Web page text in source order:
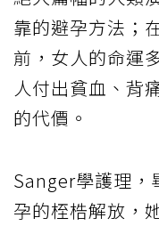
靠的避孕方法；
前，女人的命運
人付出貧血、背
的代價。
Sanger學護理，
孕的桎梏解放，